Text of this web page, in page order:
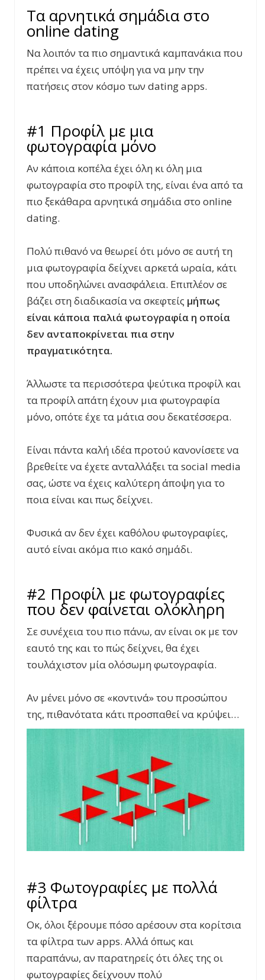
Τα αρνητικά σημάδια στο
online dating
Να λοιπόν τα πιο σημαντικά καμπανάκια που
πρέπει να έχεις υπόψη για να μην την
πατήσεις στον κόσμο των dating apps.
#1 Προφίλ με μια
φωτογραφία μόνο
Αν κάποια κοπέλα έχει όλη κι όλη μια
φωτογραφία στο προφίλ της, είναι ένα από τα
πιο ξεκάθαρα αρνητικά σημάδια στο online
dating.
Πολύ πιθανό να θεωρεί ότι μόνο σε αυτή τη
μια φωτογραφία δείχνει αρκετά ωραία, κάτι
που υποδηλώνει ανασφάλεια. Επιπλέον σε
βάζει στη διαδικασία να σκεφτείς μήπως
είναι κάποια παλιά φωτογραφία η οποία
δεν ανταποκρίνεται πια στην
πραγματικότητα.
Άλλωστε τα περισσότερα ψεύτικα προφίλ και
τα προφίλ απάτη έχουν μια φωτογραφία
μόνο, οπότε έχε τα μάτια σου δεκατέσσερα.
Είναι πάντα καλή ιδέα προτού κανονίσετε να
βρεθείτε να έχετε ανταλλάξει τα social media
σας, ώστε να έχεις καλύτερη άποψη για το
ποια είναι και πως δείχνει.
Φυσικά αν δεν έχει καθόλου φωτογραφίες,
αυτό είναι ακόμα πιο κακό σημάδι.
#2 Προφίλ με φωτογραφίες
που δεν φαίνεται ολόκληρη
Σε συνέχεια του πιο πάνω, αν είναι οκ με τον
εαυτό της και το πώς δείχνει, θα έχει
τουλάχιστον μία ολόσωμη φωτογραφία.
Αν μένει μόνο σε «κοντινά» του προσώπου
της, πιθανότατα κάτι προσπαθεί να κρύψει…
#3 Φωτογραφίες με πολλά
φίλτρα
Οκ, όλοι ξέρουμε πόσο αρέσουν στα κορίτσια
τα φίλτρα των apps. Αλλά όπως και
παραπάνω, αν παρατηρείς ότι όλες της οι
φωτογραφίες δείχνουν πολύ